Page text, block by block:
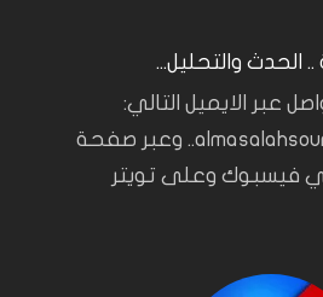
.. الحدث والتحليل...
عبر الايميل التالي:
almasalahsources@gmail.com.. وعبر صفحة
فيسبوك وعلى تويتر